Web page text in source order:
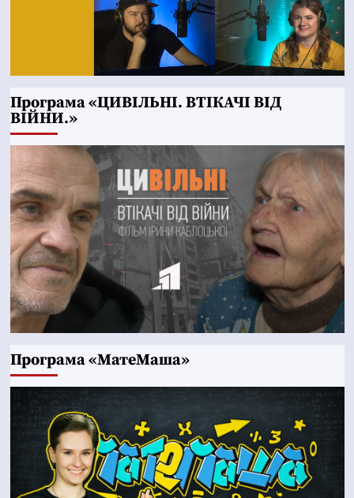
Програма «ЦИВІЛЬНІ. ВТІКАЧІ ВІД
ВІЙНИ.»
Програма «МатеМаша»